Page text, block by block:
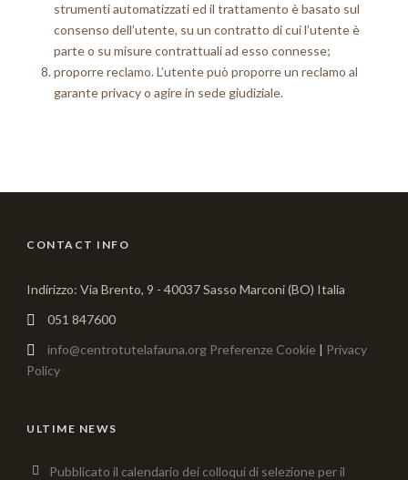
strumenti automatizzati ed il trattamento è basato sul
consenso dell’utente, su un contratto di cui l’utente è
parte o su misure contrattuali ad esso connesse;
proporre reclamo. L’utente può proporre un reclamo al
garante privacy o agire in sede giudiziale.
CONTACT INFO
Indirizzo: Via Brento, 9 - 40037 Sasso Marconi (BO) Italia
051 847600
info@centrotutelafauna.org Preferenze Cookie | Privacy
Policy
ULTIME NEWS
Pubblicato il calendario dei colloqui di selezione per il